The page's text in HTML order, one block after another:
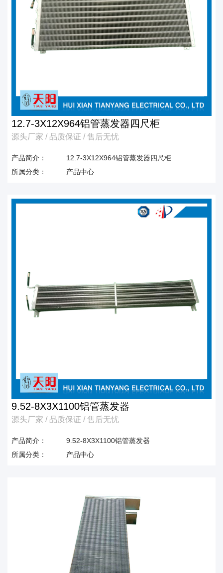
12.7-3X12X964铝管蒸发器四尺柜
源头厂家 / 品质保证 / 售后无忧
产品简介：
12.7-3X12X964铝管蒸发器四尺柜
所属分类：
产品中心
9.52-8X3X1100铝管蒸发器
源头厂家 / 品质保证 / 售后无忧
产品简介：
9.52-8X3X1100铝管蒸发器
所属分类：
产品中心